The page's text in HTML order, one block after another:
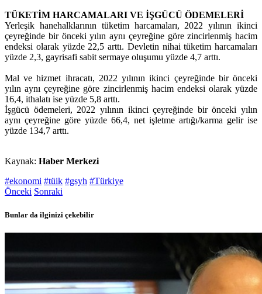
TÜKETİM HARCAMALARI VE İŞGÜCÜ ÖDEMELERİ
Yerleşik hanehalklarının tüketim harcamaları, 2022 yılının ikinci
çeyreğinde bir önceki yılın aynı çeyreğine göre zincirlenmiş hacim
endeksi olarak yüzde 22,5 arttı. Devletin nihai tüketim harcamaları
yüzde 2,3, gayrisafi sabit sermaye oluşumu yüzde 4,7 arttı.
Mal ve hizmet ihracatı, 2022 yılının ikinci çeyreğinde bir önceki
yılın aynı çeyreğine göre zincirlenmiş hacim endeksi olarak yüzde
16,4, ithalatı ise yüzde 5,8 arttı.
İşgücü ödemeleri, 2022 yılının ikinci çeyreğinde bir önceki yılın
aynı çeyreğine göre yüzde 66,4, net işletme artığı/karma gelir ise
yüzde 134,7 arttı.
Kaynak: Haber Merkezi
#ekonomi #tüik #gsyh #Türkiye
Önceki Sonraki
Bunlar da ilginizi çekebilir